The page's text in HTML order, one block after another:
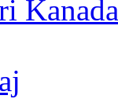
Kanada